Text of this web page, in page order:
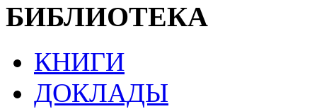
БИБЛИОТЕКА
КНИГИ
ДОКЛАДЫ